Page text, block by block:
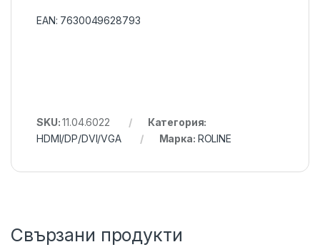
EAN: 7630049628793
SKU:11.04.6022
Категория:
HDMI/DP/DVI/VGA
Марка: ROLINE
Свързани продукти